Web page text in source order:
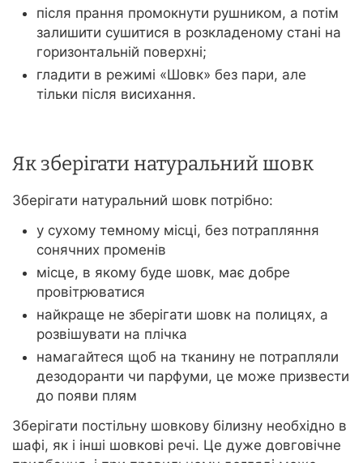
після прання промокнути рушником, а потім
залишити сушитися в розкладеному стані на
горизонтальній поверхні;
гладити в режимі «Шовк» без пари, але
тільки після висихання.
Як зберігати натуральний шовк
Зберігати натуральний шовк потрібно:
у сухому темному місці, без потрапляння
сонячних променів
місце, в якому буде шовк, має добре
провітрюватися
найкраще не зберігати шовк на полицях, а
розвішувати на плічка
намагайтеся щоб на тканину не потрапляли
дезодоранти чи парфуми, це може призвести
до появи плям
Зберігати постільну шовкову білизну необхідно в
шафі, як і інші шовкові речі. Це дуже довговічне